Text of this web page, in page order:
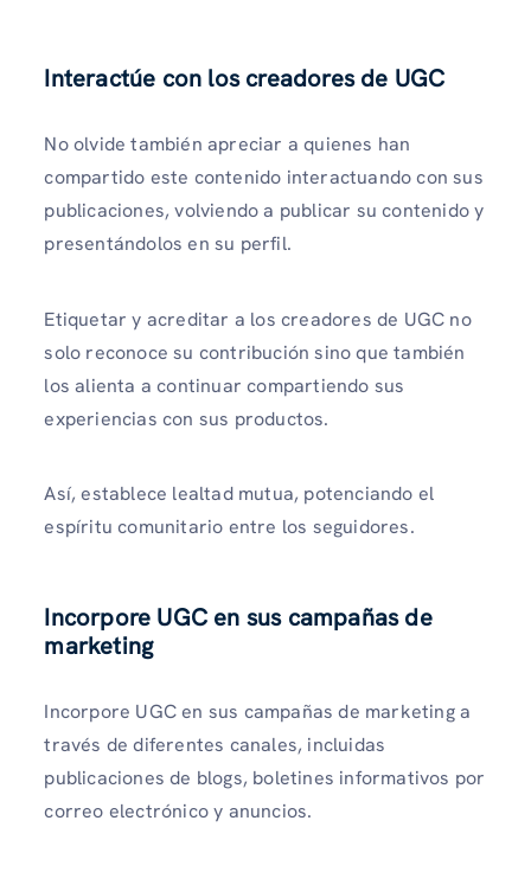
Interactúe con los creadores de UGC
No olvide también apreciar a quienes han
compartido este contenido interactuando con sus
publicaciones, volviendo a publicar su contenido y
presentándolos en su perfil.
Etiquetar y acreditar a los creadores de UGC no
solo reconoce su contribución sino que también
los alienta a continuar compartiendo sus
experiencias con sus productos.
Así, establece lealtad mutua, potenciando el
espíritu comunitario entre los seguidores.
Incorpore UGC en sus campañas de
marketing
Incorpore UGC en sus campañas de marketing a
través de diferentes canales, incluidas
publicaciones de blogs, boletines informativos por
correo electrónico y anuncios.